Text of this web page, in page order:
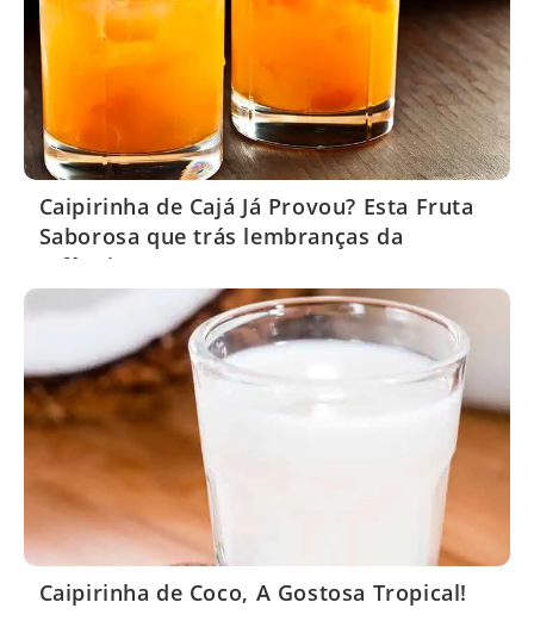
Caipirinha de Cajá Já Provou? Esta Fruta
Saborosa que trás lembranças da
Infância!
Caipirinha de Coco, A Gostosa Tropical!